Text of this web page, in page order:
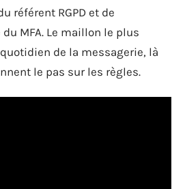
référent RGPD et de
MFA. Le maillon le plus
de la messagerie, là
le pas sur les règles.